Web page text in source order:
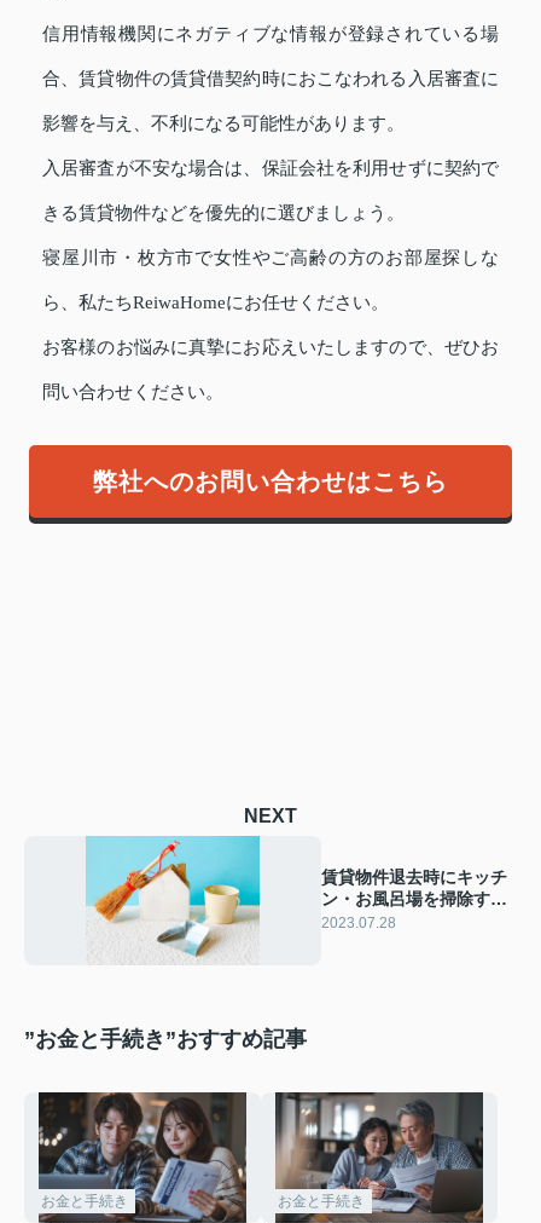
信用情報機関にネガティブな情報が登録されている場
合、賃貸物件の賃貸借契約時におこなわれる入居審査に
影響を与え、不利になる可能性があります。
入居審査が不安な場合は、保証会社を利用せずに契約で
きる賃貸物件などを優先的に選びましょう。
寝屋川市・枚方市で女性やご高齢の方のお部屋探しな
ら、私たちReiwaHomeにお任せください。
お客様のお悩みに真摯にお応えいたしますので、ぜひお
問い合わせください。
弊社へのお問い合わせはこちら
NEXT
賃貸物件退去時にキッチ
ン・お風呂場を掃除する
ポイントを解説！
2023.07.28
”お金と手続き”おすすめ記事
お金と手続き お金と手続き